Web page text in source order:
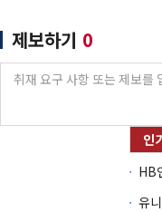
제보하기 0
유